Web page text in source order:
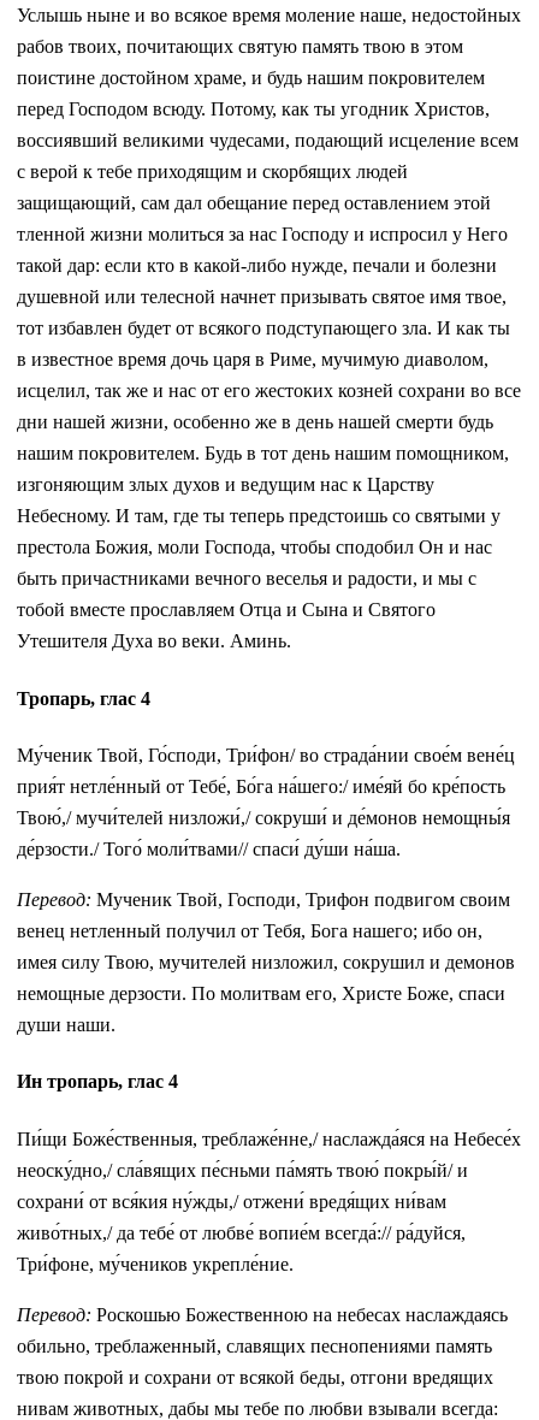
Услышь ныне и во всякое время моление наше, недостойных
рабов твоих, почитающих святую память твою в этом
поистине достойном храме, и будь нашим покровителем
перед Господом всюду. Потому, как ты угодник Христов,
воссиявший великими чудесами, подающий исцеление всем
с верой к тебе приходящим и скорбящих людей
защищающий, сам дал обещание перед оставлением этой
тленной жизни молиться за нас Господу и испросил у Него
такой дар: если кто в какой-либо нужде, печали и болезни
душевной или телесной начнет призывать святое имя твое,
тот избавлен будет от всякого подступающего зла. И как ты
в известное время дочь царя в Риме, мучимую диаволом,
исцелил, так же и нас от его жестоких козней сохрани во все
дни нашей жизни, особенно же в день нашей смерти будь
нашим покровителем. Будь в тот день нашим помощником,
изгоняющим злых духов и ведущим нас к Царству
Небесному. И там, где ты теперь предстоишь со святыми у
престола Божия, моли Господа, чтобы сподобил Он и нас
быть причастниками вечного веселья и радости, и мы с
тобой вместе прославляем Отца и Сына и Святого
Утешителя Духа во веки. Аминь.
Тропарь, глас 4
Му́ченик Твой, Го́споди, Три́фон/ во страда́нии свое́м вене́ц
прия́т нетле́нный от Тебе́, Бо́га на́шего:/ име́яй бо кре́пость
Твою́,/ мучи́телей низложи́,/ сокруши́ и де́монов немощны́я
де́рзости./ Того́ моли́твами// спаси́ ду́ши на́ша.
Перевод: Мученик Твой, Господи, Трифон подвигом своим
венец нетленный получил от Тебя, Бога нашего; ибо он,
имея силу Твою, мучителей низложил, сокрушил и демонов
немощные дерзости. По молитвам его, Христе Боже, спаси
души наши.
Ин тропарь, глас 4
Пи́щи Боже́ственныя, треблаже́нне,/ наслажда́яся на Небесе́х
неоску́дно,/ сла́вящих пе́сньми па́мять твою́ покры́й/ и
сохрани́ от вся́кия ну́жды,/ отжени́ вредя́щих ни́вам
живо́тных,/ да тебе́ от любве́ вопие́м всегда́:// ра́дуйся,
Три́фоне, му́чеников укрепле́ние.
Перевод: Роскошью Божественною на небесах наслаждаясь
обильно, треблаженный, славящих песнопениями память
твою покрой и сохрани от всякой беды, отгони вредящих
нивам животных, дабы мы тебе по любви взывали всегда: